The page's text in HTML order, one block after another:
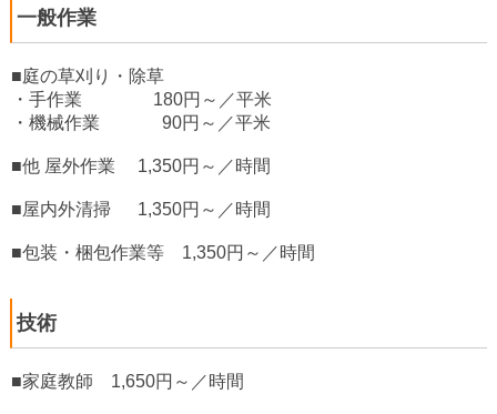
一般作業
■庭の草刈り・除草
・手作業 180円～／平米
・機械作業 90円～／平米
■他 屋外作業 1,350円～／時間
■屋内外清掃 1,350円～／時間
■包装・梱包作業等 1,350円～／時間
技術
■家庭教師 1,650円～／時間